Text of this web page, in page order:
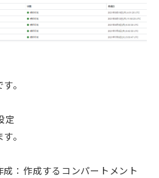
。
定
。
成：作成するコンパートメント